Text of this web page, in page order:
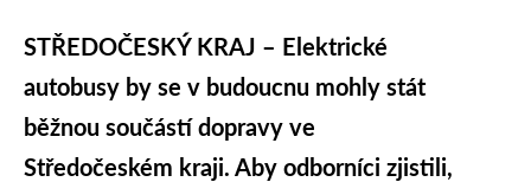
STŘEDOČESKÝ KRAJ – Elektrické
autobusy by se v budoucnu mohly stát
běžnou součástí dopravy ve
Středočeském kraji. Aby odborníci zjistili,